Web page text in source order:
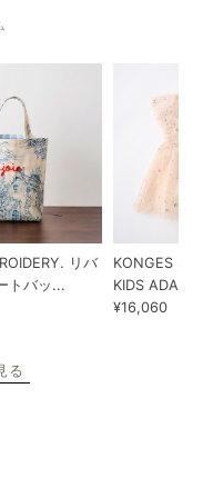
リバ
トバッ...
KONGES
KIDS ADA...
¥16,060
る